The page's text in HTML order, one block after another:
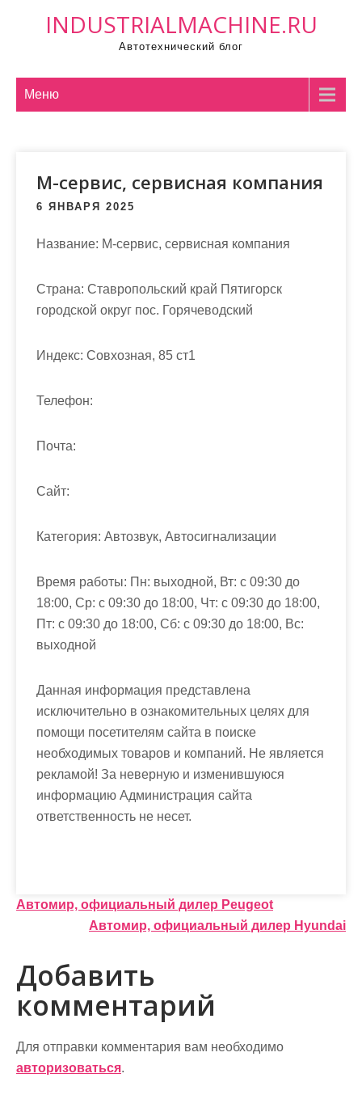
INDUSTRIALMACHINE.RU
Автотехнический блог
Меню
М-сервис, сервисная компания
6 ЯНВАРЯ 2025
Название: М-сервис, сервисная компания
Страна: Ставропольский край Пятигорск
городской округ пос. Горячеводский
Индекс: Совхозная, 85 ст1
Телефон:
Почта:
Cайт:
Категория: Автозвук, Автосигнализации
Время работы: Пн: выходной, Вт: с 09:30 до
18:00, Ср: с 09:30 до 18:00, Чт: с 09:30 до 18:00,
Пт: с 09:30 до 18:00, Сб: с 09:30 до 18:00, Вс:
выходной
Данная информация представлена
исключительно в ознакомительных целях для
помощи посетителям сайта в поиске
необходимых товаров и компаний. Не является
рекламой! За неверную и изменившуюся
информацию Администрация сайта
ответственность не несет.
Н
в
и
г
а
Автомир, официальный дилер Peugeot
Автомир, официальный дилер Hyundai
Добавить
комментарий
Для отправки комментария вам необходимо
авторизоваться.